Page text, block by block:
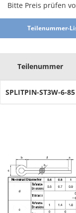
Bitte Preis prüfen
Teilenummer-
Teilenummer
SPLITPIN-ST3W-6-85